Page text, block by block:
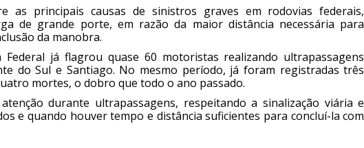
as principais causas de sinistros graves em rodovias federais,
de grande porte, em razão da maior distância necessária para
da manobra.
já flagrou quase 60 motoristas realizando ultrapassagens
do Sul e Santiago. No mesmo período, já foram registradas três
mortes, o dobro que todo o ano passado.
durante ultrapassagens, respeitando a sinalização viária e
e quando houver tempo e distância suficientes para concluí-la com